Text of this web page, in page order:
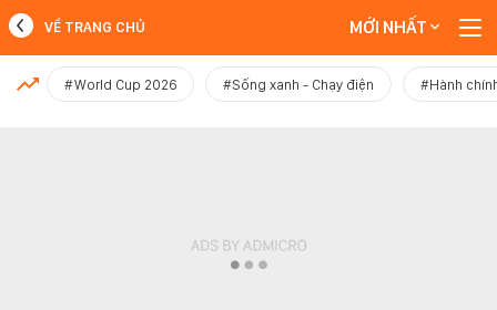
MỚI NHẤT
VỀ TRANG CHỦ MỚI NHẤT
#World Cup 2026 #Sống xanh - Chạy điện #Hành